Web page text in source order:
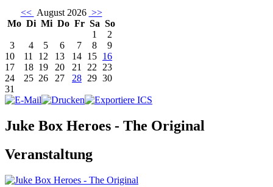
<< August 2026 >>
Mo Di Mi Do Fr Sa So
1
2
3
4 5 6 7 8
9
10
11 12 13 14 15 16
17
18 19 20 21 22 23
24
25 26 27 28 29 30
31
Juke Box Heroes - The Original
Veranstaltung